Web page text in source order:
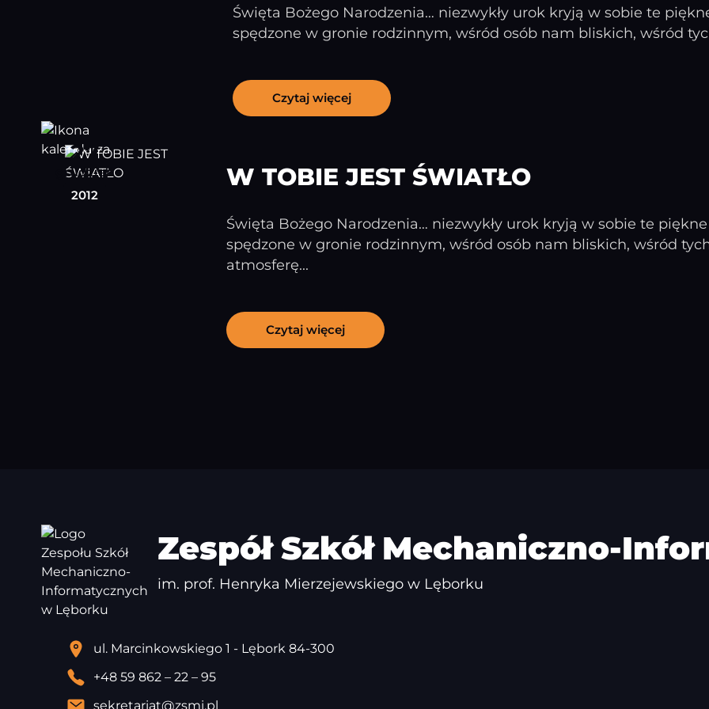
Święta Bożego Narodzenia… niezwykły urok kryją w sobie te
spędzone w gronie rodzinnym, wśród osób nam bliskich, wśród
Czytaj więcej
27
grudzień
2012
W TOBIE JEST ŚWIATŁO
Święta Bożego Narodzenia… niezwykły urok kryją w sobie te
spędzone w gronie rodzinnym, wśród osób nam bliskich, wśród
atmosferę...
Czytaj więcej
Zespół Szkół Mechaniczno-
im. prof. Henryka Mierzejewskiego w Lęborku
ul. Marcinkowskiego 1 - Lębork 84-300
+48 59 862 – 22 – 95
sekretariat@zsmi.pl